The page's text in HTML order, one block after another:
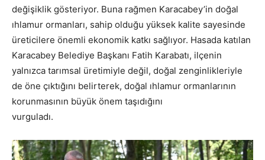
değişiklik gösteriyor. Buna rağmen Karacabey’in doğal
ıhlamur ormanları, sahip olduğu yüksek kalite sayesinde
üreticilere önemli ekonomik katkı sağlıyor. Hasada katılan
Karacabey Belediye Başkanı Fatih Karabatı, ilçenin
yalnızca tarımsal üretimiyle değil, doğal zenginlikleriyle
de öne çıktığını belirterek, doğal ıhlamur ormanlarının
korunmasının büyük önem taşıdığını
vurguladı.